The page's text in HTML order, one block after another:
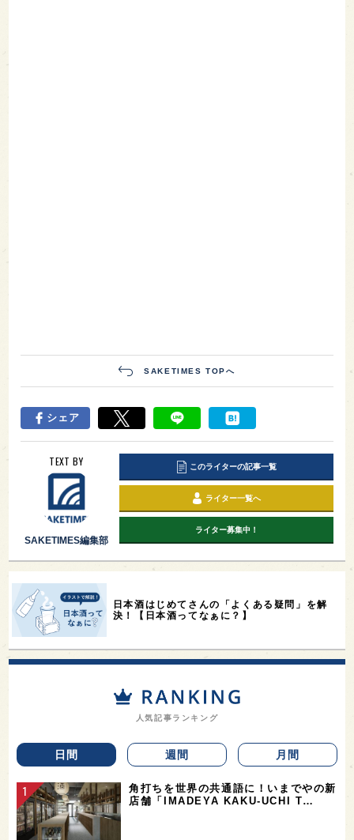
SAKETIMES TOPへ
シェア
TEXT BY
SAKETIMES編集部
このライターの記事一覧
ライター一覧へ
ライター募集中！
日本酒はじめてさんの「よくある疑問」を解
決！【日本酒ってなぁに？】
人気記事ランキング
日間 週間 月間
角打ちを世界の共通語に！いまでやの新
店舗「IMADEYA KAKU-UCHI T…